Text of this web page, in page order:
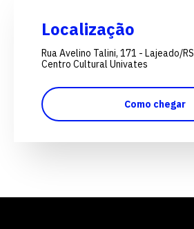
Localização
Rua Avelino Talini, 171 - Lajeado/RS
Centro Cultural Univates
Como chegar